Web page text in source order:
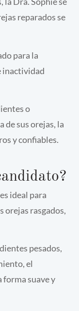
reparados se
para la
inactividad
o
sus orejas, la
y confiables.
ideal para
orejas rasgados,
pesados,
el
suave y